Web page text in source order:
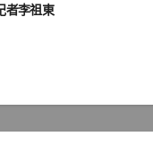
者李祖東